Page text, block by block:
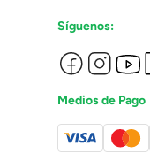
Síguenos:
Medios de Pago